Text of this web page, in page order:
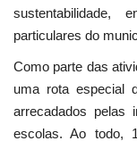
sustentabilidade,
particulares do
Como parte das
uma rota especial
arrecadados pelas
escolas. Ao todo,